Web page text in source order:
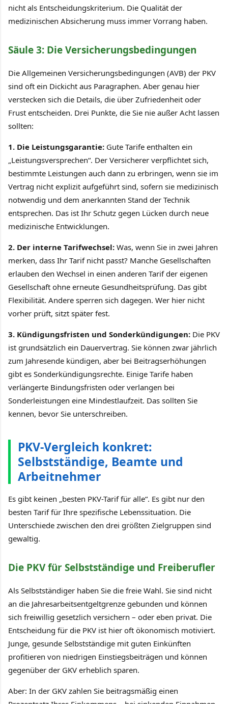
nicht als Entscheidungskriterium. Die Qualität der
medizinischen Absicherung muss immer Vorrang haben.
Säule 3: Die Versicherungsbedingungen
Die Allgemeinen Versicherungsbedingungen (AVB) der PKV
sind oft ein Dickicht aus Paragraphen. Aber genau hier
verstecken sich die Details, die über Zufriedenheit oder
Frust entscheiden. Drei Punkte, die Sie nie außer Acht lassen
sollten:
1. Die Leistungsgarantie: Gute Tarife enthalten ein
„Leistungsversprechen“. Der Versicherer verpflichtet sich,
bestimmte Leistungen auch dann zu erbringen, wenn sie im
Vertrag nicht explizit aufgeführt sind, sofern sie medizinisch
notwendig und dem anerkannten Stand der Technik
entsprechen. Das ist Ihr Schutz gegen Lücken durch neue
medizinische Entwicklungen.
2. Der interne Tarifwechsel: Was, wenn Sie in zwei Jahren
merken, dass Ihr Tarif nicht passt? Manche Gesellschaften
erlauben den Wechsel in einen anderen Tarif der eigenen
Gesellschaft ohne erneute Gesundheitsprüfung. Das gibt
Flexibilität. Andere sperren sich dagegen. Wer hier nicht
vorher prüft, sitzt später fest.
3. Kündigungsfristen und Sonderkündigungen: Die PKV
ist grundsätzlich ein Dauervertrag. Sie können zwar jährlich
zum Jahresende kündigen, aber bei Beitragserhöhungen
gibt es Sonderkündigungsrechte. Einige Tarife haben
verlängerte Bindungsfristen oder verlangen bei
Sonderleistungen eine Mindestlaufzeit. Das sollten Sie
kennen, bevor Sie unterschreiben.
PKV-Vergleich konkret:
Selbstständige, Beamte und
Arbeitnehmer
Es gibt keinen „besten PKV-Tarif für alle“. Es gibt nur den
besten Tarif für Ihre spezifische Lebenssituation. Die
Unterschiede zwischen den drei größten Zielgruppen sind
gewaltig.
Die PKV für Selbstständige und Freiberufler
Als Selbstständiger haben Sie die freie Wahl. Sie sind nicht
an die Jahresarbeitsentgeltgrenze gebunden und können
sich freiwillig gesetzlich versichern – oder eben privat. Die
Entscheidung für die PKV ist hier oft ökonomisch motiviert.
Junge, gesunde Selbstständige mit guten Einkünften
profitieren von niedrigen Einstiegsbeiträgen und können
gegenüber der GKV erheblich sparen.
Aber: In der GKV zahlen Sie beitragsmäßig einen